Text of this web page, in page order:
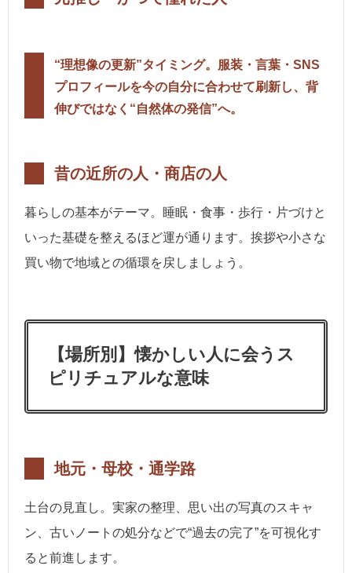
“理想像の更新”タイミング。服装・言葉・SNS
プロフィールを今の自分に合わせて刷新し、背
伸びではなく“自然体の発信”へ。
昔の近所の人・商店の人
暮らしの基本がテーマ。睡眠・食事・歩行・片づけと
いった基礎を整えるほど運が通ります。挨拶や小さな
買い物で地域との循環を戻しましょう。
【場所別】懐かしい人に会うス
ピリチュアルな意味
地元・母校・通学路
土台の見直し。実家の整理、思い出の写真のスキャ
ン、古いノートの処分などで“過去の完了”を可視化す
ると前進します。